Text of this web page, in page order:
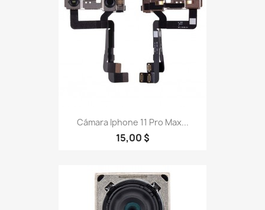
Cámara Iphone 11 Pro Max...
15,00 $